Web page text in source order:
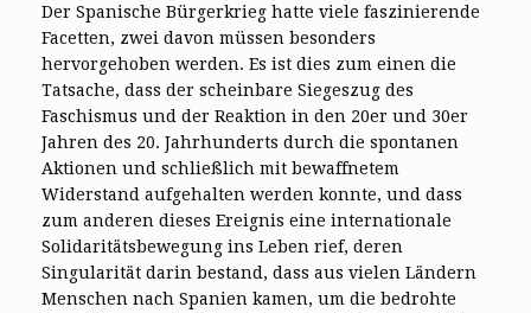
Der Spanische Bürgerkrieg hatte viele faszinierende
Facetten, zwei davon müssen besonders
hervorgehoben werden. Es ist dies zum einen die
Tatsache, dass der scheinbare Siegeszug des
Faschismus und der Reaktion in den 20er und 30er
Jahren des 20. Jahrhunderts durch die spontanen
Aktionen und schließlich mit bewaffnetem
Widerstand aufgehalten werden konnte, und dass
zum anderen dieses Ereignis eine internationale
Solidaritätsbewegung ins Leben rief, deren
Singularität darin bestand, dass aus vielen Ländern
Menschen nach Spanien kamen, um die bedrohte